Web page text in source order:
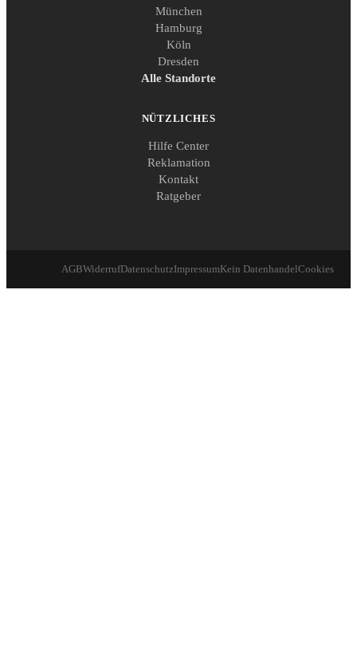
München
Hamburg
Köln
Dresden
Alle Standorte
NÜTZLICHES
Hilfe Center
Reklamation
Kontakt
Ratgeber
AGBWiderrufDatenschutzImpressumKein DatenhandelCookies